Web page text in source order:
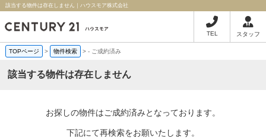
該当する物件は存在しません｜ハウスモア株式会社
TEL スタッフ
TOPページ > 物件検索 >- ご成約済み
該当する物件は存在しません
お探しの物件はご成約済みとなっております。
下記にて再検索をお願いたします。